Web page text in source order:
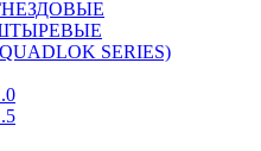
ГНЕЗДОВЫЕ
ШТЫРЕВЫЕ
SERIES)